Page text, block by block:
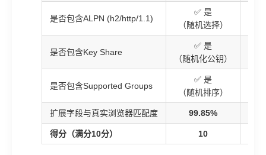
是否包含ALPN (h2/http/1.1)
✅ 是
（随机选择）
是否包含Key Share
✅ 是
（随机化公钥）
是否包含Supported Groups
✅ 是
（随机排序）
扩展字段与真实浏览器匹配度 99.85%
得分（满分10分） 10